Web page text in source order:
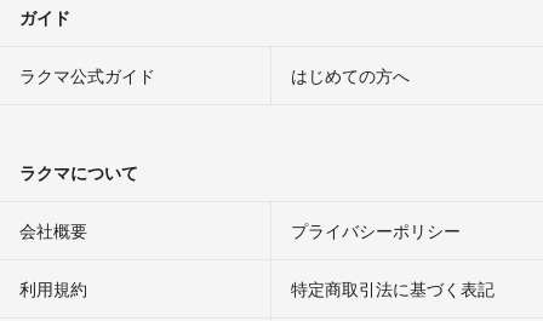
ガイド
ラクマ公式ガイド はじめての方へ
ラクマについて
会社概要 プライバシーポリシー
利用規約 特定商取引法に基づく表記